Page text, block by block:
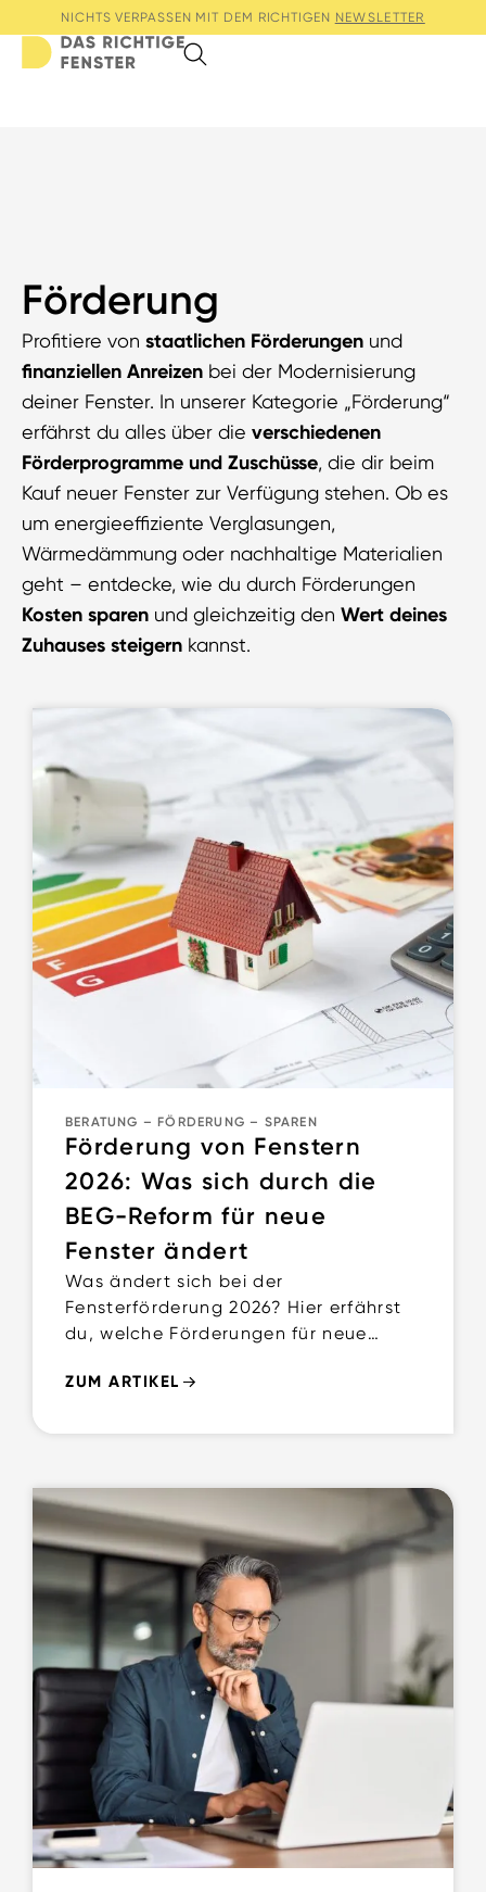
NICHTS VERPASSEN MIT DEM RICHTIGEN NEWSLETTER
Search
Förderung
Profitiere von staatlichen Förderungen und
finanziellen Anreizen bei der Modernisierung
deiner Fenster. In unserer Kategorie „Förderung“
erfährst du alles über die verschiedenen
Förderprogramme und Zuschüsse, die dir beim
Kauf neuer Fenster zur Verfügung stehen. Ob es
um energieeffiziente Verglasungen,
Wärmedämmung oder nachhaltige Materialien
geht – entdecke, wie du durch Förderungen
Kosten sparen und gleichzeitig den Wert deines
Zuhauses steigern kannst.
BERATUNG – FÖRDERUNG – SPAREN
Förderung von Fenstern
2026: Was sich durch die
BEG-Reform für neue
Fenster ändert
Was ändert sich bei der
Fensterförderung 2026? Hier erfährst
du, welche Förderungen für neue
was die BEG-Reform bedeutet.
ZUM ARTIKEL